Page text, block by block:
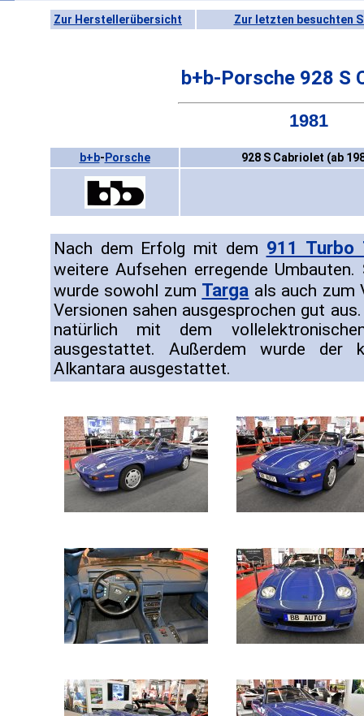
Zur Herstellerübersicht Zur letzten besuchten
b+b-Porsche 928 S
1981
b+b- Porsche 928 S Cabriolet (ab
Nach dem Erfolg mit dem 911 Turbo
weitere Aufsehen erregende
wurde sowohl zum Targa als auch zum
Versionen sahen ausgesprochen gut
natürlich mit dem
ausgestattet. Außerdem wurde der
Alkantara ausgestattet.